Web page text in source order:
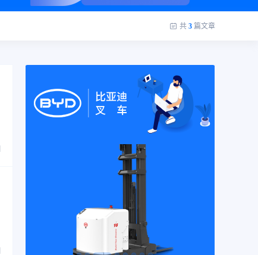
共 3 篇文章